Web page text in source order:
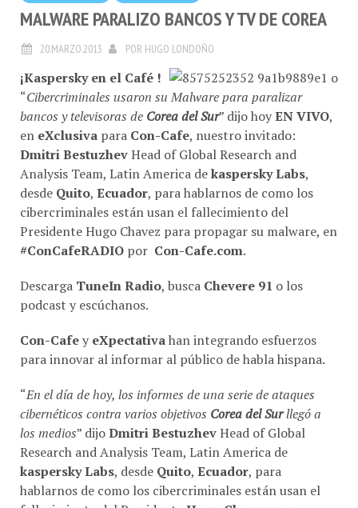
MALWARE PARALIZO BANCOS Y TV DE COREA
20.MARZO.2013 POR HUGO LONDOÑO
¡Kaspersky en el Café !
“Cibercriminales usaron su Malware para paralizar
bancos y televisoras de Corea del Sur” dijo hoyEN VIVO
en eXclusiva para Con-Cafe , nuestro invitado:
Dmitri BestuzhevHead of Global Research and
Analysis Team, Latin America dekaspersky Labs
desde Quito Ecuador , para hablarnos de como los
cibercriminales están usan el fallecimiento del
Presidente Hugo Chavez para propagar su malware, en
#ConCafeRADIO por Con-Cafe.com
Descarga TuneIn Radio , busca Chevere 91 o los
podcast y escúchanos.
Con-Cafey eXpectativa han integrando esfuerzos
para innovar al informar al público de habla hispana.
“En el día de hoy, los informes de una serie de ataques
cibernéticos contra varios objetivos Corea del Surllegó a
los medios” dijoDmitri BestuzhevHead of Global
Research and Analysis Team, Latin America de
kaspersky Labs , desde Quito Ecuador , para
hablarnos de como los cibercriminales están usan el